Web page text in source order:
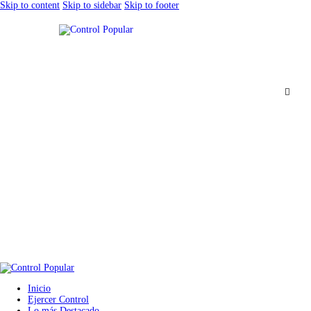
Skip to content Skip to sidebar Skip to footer
Inicio
Ejercer Control